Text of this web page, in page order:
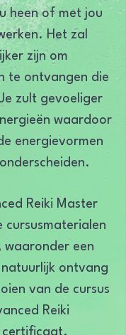
heen of met jou
Het zal
zijn om
te ontvangen die
zult gevoeliger
waardoor
energievormen
Reiki Master
cursusmaterialen
waaronder een
natuurlijk ontvang
van de cursus
Reiki
certificaat.